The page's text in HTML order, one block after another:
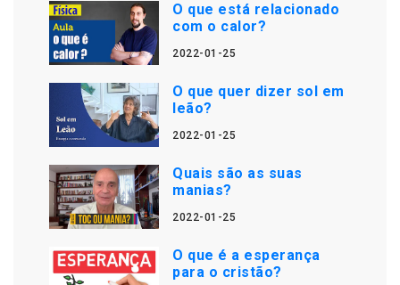
O que está relacionado
com o calor?
2022-01-25
O que quer dizer sol em
leão?
2022-01-25
Quais são as suas
manias?
2022-01-25
O que é a esperança
para o cristão?